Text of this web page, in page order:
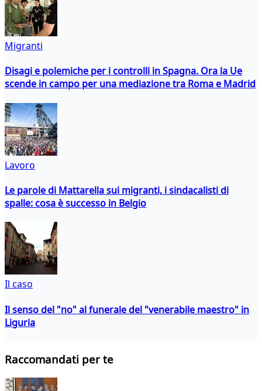
Migranti
Disagi e polemiche per i controlli in Spagna. Ora la Ue
scende in campo per una mediazione tra Roma e Madrid
Lavoro
Le parole di Mattarella sui migranti, i sindacalisti di
spalle: cosa è successo in Belgio
Il caso
Il senso del "no" al funerale del "venerabile maestro" in
Liguria
Raccomandati per te